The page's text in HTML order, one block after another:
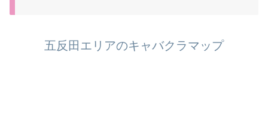
五反田エリアのキャバクラマップ